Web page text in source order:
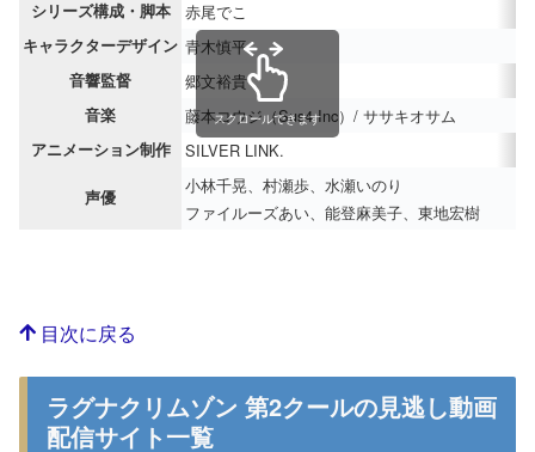
シリーズ構成・脚本 赤尾でこ
キャラクターデザイン 青木慎平
音響監督 郷文裕貴
音楽 藤本コウジ（Sus4 Inc）/ ササキオサム
アニメーション制作 SILVER LINK.
声優
小林千晃、村瀬歩、水瀬いのり
ファイルーズあい、能登麻美子、東地宏樹
スクロールできます
目次に戻る
ラグナクリムゾン 第2クールの見逃し動画
配信サイト一覧